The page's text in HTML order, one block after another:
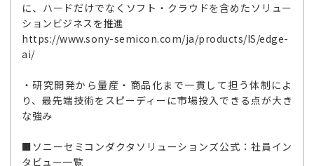
に、ハードだけでなくソフト・クラウドを含めたソリュー
ションビジネスを推進
https://www.sony-semicon.com/ja/products/IS/edge-
ai/
・研究開発から量産・商品化まで一貫して担う体制によ
り、最先端技術をスピーディーに市場投入できる点が大き
な強み
■ソニーセミコンダクタソリューションズ公式：社員イン
タビュー一覧